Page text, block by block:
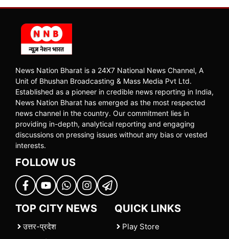
News Nation Bharat is a 24X7 National News Channel, A
Unit of Bhushan Broadcasting & Mass Media Pvt Ltd.
Established as a pioneer in credible news reporting in India,
News Nation Bharat has emerged as the most respected
news channel in the country. Our commitment lies in
providing in-depth, analytical reporting and engaging
discussions on pressing issues without any bias or vested
interests.
FOLLOW US
TOP CITY NEWS
उत्तर-प्रदेश
QUICK LINKS
Play Store